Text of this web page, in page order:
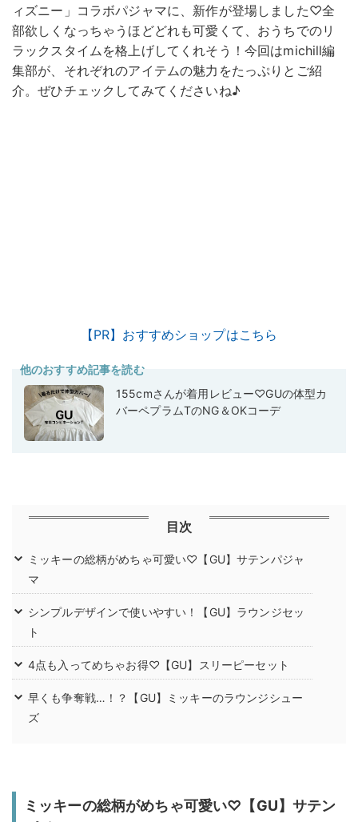
ィズニー」コラボパジャマに、新作が登場しました♡全
部欲しくなっちゃうほどどれも可愛くて、おうちでのリ
ラックスタイムを格上げしてくれそう！今回はmichill編
集部が、それぞれのアイテムの魅力をたっぷりとご紹
介。ぜひチェックしてみてくださいね♪
【PR】おすすめショップはこちら
他のおすすめ記事を読む
155cmさんが着用レビュー♡GUの体型カ
バーペプラムTのNG＆OKコーデ
目次
ミッキーの総柄がめちゃ可愛い♡【GU】サテンパジャ
マ
シンプルデザインで使いやすい！【GU】ラウンジセッ
ト
4点も入ってめちゃお得♡【GU】スリーピーセット
早くも争奪戦…！？【GU】ミッキーのラウンジシュー
ズ
ミッキーの総柄がめちゃ可愛い♡【GU】サテン